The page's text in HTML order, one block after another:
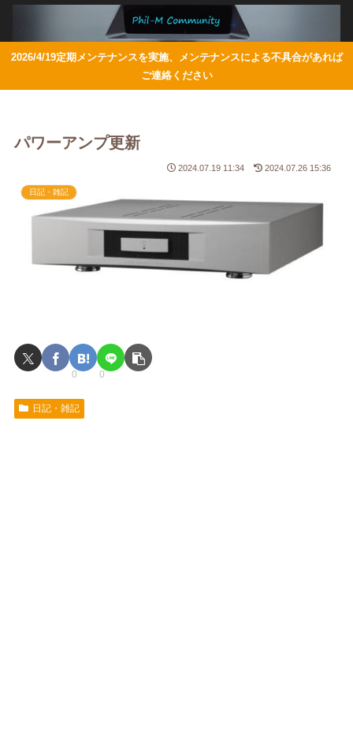
2026/4/19定期メンテナンスを実施、メンテナンスによる不具合があれば
ご連絡ください
パワーアンプ更新
2024.07.19 11:34 2024.07.26 15:36
日記・雑記
0 0
日記・雑記